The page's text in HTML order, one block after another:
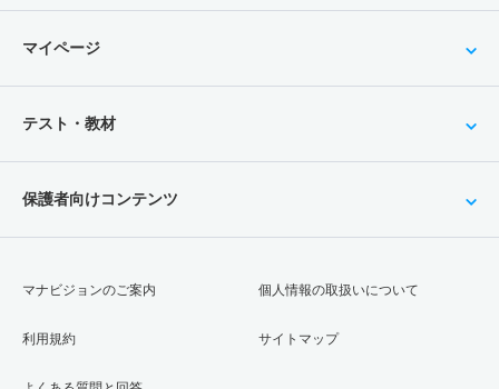
マイページ
テスト・教材
保護者向けコンテンツ
マナビジョンのご案内
利用規約
個人情報の取扱いについて
サイトマップ